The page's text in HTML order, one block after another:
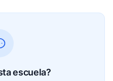
escuela?